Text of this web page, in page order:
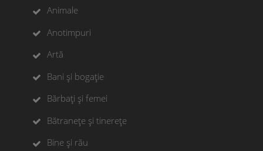
Animale
Anotimpuri
Artă
Bani și bogație
Bărbați și femei
Bătranețe și tinerețe
Bine și rău